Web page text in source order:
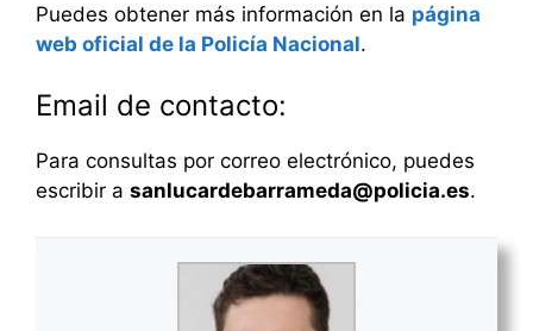
Puedes obtener más información en la página
web oficial de la Policía Nacional.
Email de contacto:
Para consultas por correo electrónico, puedes
escribir a sanlucardebarrameda@policia.es.